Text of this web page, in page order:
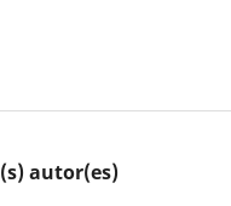
autor(es)